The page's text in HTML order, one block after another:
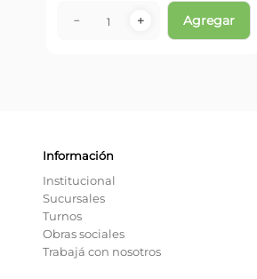
＋
－ Agregar
Información
Institucional
Sucursales
Turnos
Obras sociales
Trabajá con nosotros